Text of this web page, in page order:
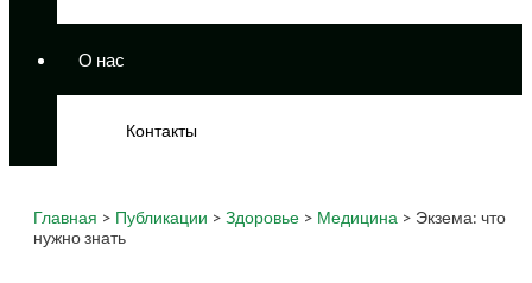
О нас
Контакты
Главная > Публикации > Здоровье > Медицина > Экзема: что
нужно знать